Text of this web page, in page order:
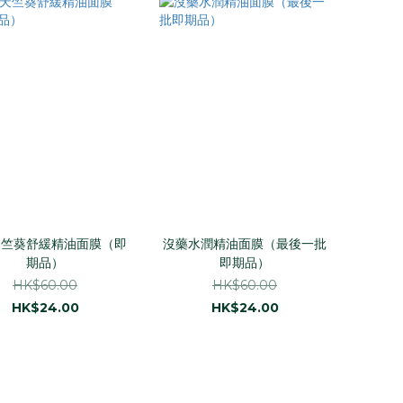
葵舒緩精油面膜（即
期品）
HK$60.00
HK$24.00
沒藥水潤精油面膜（最後一批
即期品）
HK$60.00
HK$24.00